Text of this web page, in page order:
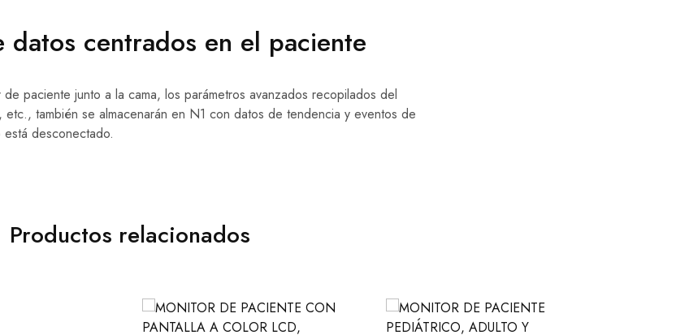
datos centrados en el paciente
paciente junto a la cama, los parámetros avanzados recopilados del
también se almacenarán en N1 con datos de tendencia y eventos de
está desconectado.
Productos relacionados